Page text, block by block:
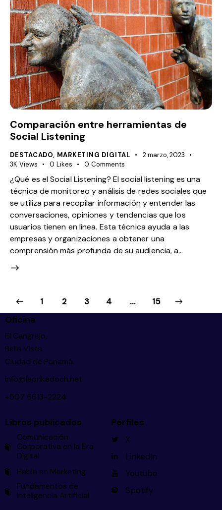
Comparación entre herramientas de
Social Listening
DESTACADO, MARKETING DIGITAL
2 marzo, 2023
3K Views 0 Likes 0 Comments
¿Qué es el Social Listening? El social listening es una
técnica de monitoreo y análisis de redes sociales que
se utiliza para recopilar información y entender las
conversaciones, opiniones y tendencias que los
usuarios tienen en línea. Esta técnica ayuda a las
empresas y organizaciones a obtener una
comprensión más profunda de su audiencia, a…
1 2 3 4 … 15
>
Oficina
El Cangrejo,
Bella Vista.
Ciudad de Panamá.
info@leonkadoch.net
+507 6613-2224
Libros publicados
Comunicación
Corporativa en la Era
Digital
Habla en Marketing
Fundamentos de
Inteligencia Artificial
Perfiles
X
LinkedIn
Youtube
Spotify